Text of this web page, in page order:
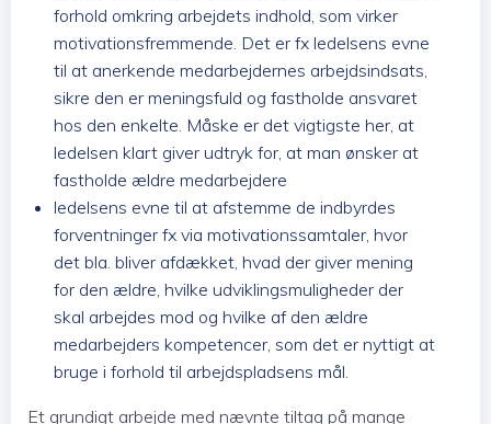
forhold omkring arbejdets indhold, som virker
motivationsfremmende. Det er fx ledelsens evne
til at anerkende medarbejdernes arbejdsindsats,
sikre den er meningsfuld og fastholde ansvaret
hos den enkelte. Måske er det vigtigste her, at
ledelsen klart giver udtryk for, at man ønsker at
fastholde ældre medarbejdere
ledelsens evne til at afstemme de indbyrdes
forventninger fx via motivationssamtaler, hvor
det bla. bliver afdækket, hvad der giver mening
for den ældre, hvilke udviklingsmuligheder der
skal arbejdes mod og hvilke af den ældre
medarbejders kompetencer, som det er nyttigt at
bruge i forhold til arbejdspladsens mål.
Et grundigt arbejde med nævnte tiltag på mange